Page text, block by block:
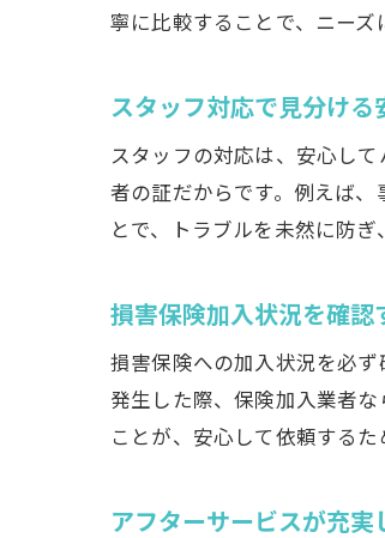
寧に比較することで、ニーズ
スタッフ対応で見分け
スタッフの対応は、安心し
者の証だからです。例えば
とで、トラブルを未然に防ぎ
損害保険加入状況を確認
損害保険への加入状況を必
発生した際、保険加入業者
ことが、安心して依頼するた
アフターサービスが充